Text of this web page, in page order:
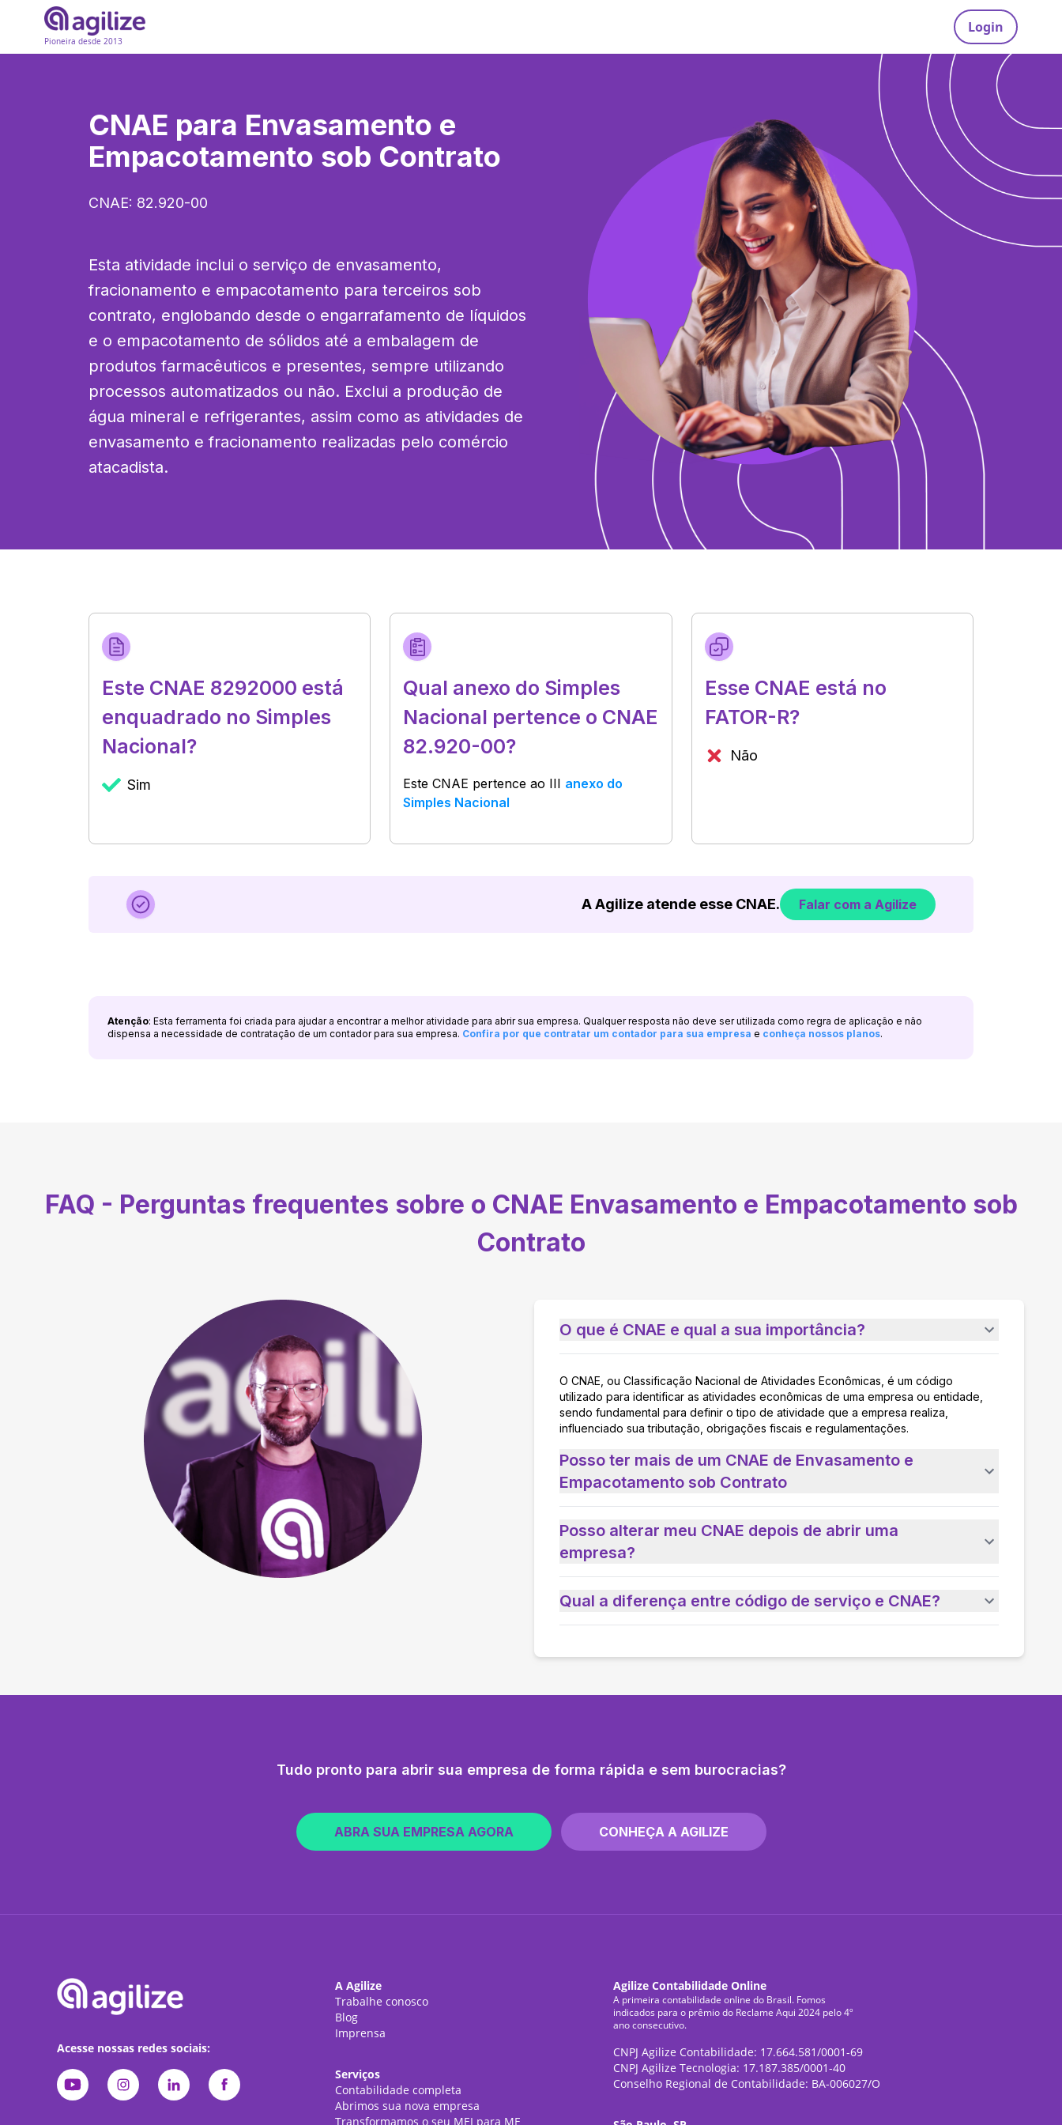
Pioneira desde 2013
Login
CNAE para Envasamento e
Empacotamento sob Contrato
CNAE: 82.920-00
Esta atividade inclui o serviço de envasamento,
fracionamento e empacotamento para terceiros sob
contrato, englobando desde o engarrafamento de líquidos
e o empacotamento de sólidos até a embalagem de
produtos farmacêuticos e presentes, sempre utilizando
processos automatizados ou não. Exclui a produção de
água mineral e refrigerantes, assim como as atividades de
envasamento e fracionamento realizadas pelo comércio
atacadista.
Este CNAE 8292000 está
enquadrado no Simples
Nacional?
Sim
Qual anexo do Simples
Nacional pertence o CNAE
82.920-00?
Este CNAE pertence ao III anexo do
Simples Nacional
Esse CNAE está no
FATOR-R?
Não
A Agilize atende esse CNAE. Falar com a Agilize
Atenção: Esta ferramenta foi criada para ajudar a encontrar a melhor atividade para abrir sua empresa. Qualquer resposta não deve ser utilizada como regra de aplicação e não
dispensa a necessidade de contratação de um contador para sua empresa. Confira por que contratar um contador para sua empresa e conheça nossos planos.
FAQ - Perguntas frequentes sobre o CNAE Envasamento e Empacotamento sob
Contrato
O que é CNAE e qual a sua importância?
O CNAE, ou Classificação Nacional de Atividades Econômicas, é um código
utilizado para identificar as atividades econômicas de uma empresa ou entidade,
sendo fundamental para definir o tipo de atividade que a empresa realiza,
influenciado sua tributação, obrigações fiscais e regulamentações.
Posso ter mais de um CNAE de Envasamento e
Empacotamento sob Contrato
Posso alterar meu CNAE depois de abrir uma
empresa?
Qual a diferença entre código de serviço e CNAE?
Tudo pronto para abrir sua empresa de forma rápida e sem burocracias?
ABRA SUA EMPRESA AGORA CONHEÇA A AGILIZE
Acesse nossas redes sociais:
A Agilize
Trabalhe conosco
Blog
Imprensa
Serviços
Contabilidade completa
Abrimos sua nova empresa
Transformamos o seu MEI para ME
Agilize Contabilidade Online
A primeira contabilidade online do Brasil. Fomos
indicados para o prêmio do Reclame Aqui 2024 pelo 4º
ano consecutivo.
CNPJ Agilize Contabilidade: 17.664.581/0001-69
CNPJ Agilize Tecnologia: 17.187.385/0001-40
Conselho Regional de Contabilidade: BA-006027/O